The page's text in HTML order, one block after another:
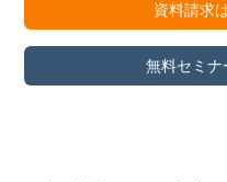
資料請求
無料セミナ